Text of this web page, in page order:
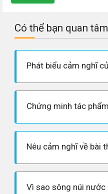
Có thể bạn quan tâm